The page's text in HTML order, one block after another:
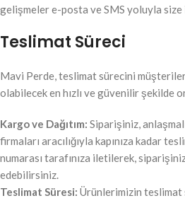
gelişmeler e-posta ve SMS yoluyla
Teslimat Süreci
Mavi Perde, teslimat sürecini
olabilecek en hızlı ve güvenilir şekilde
Kargo ve Dağıtım: Siparişiniz,
firmaları aracılığıyla kapınıza kadar
numarası tarafınıza iletilerek,
edebilirsiniz.
Teslimat Süresi: Ürünlerimizin